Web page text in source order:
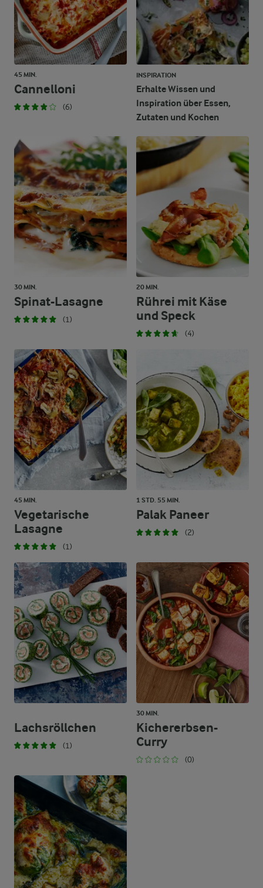
45 MIN.
Cannelloni
(6)
INSPIRATION
Erhalte Wissen und
Inspiration über Essen,
Zutaten und Kochen
30 MIN.
Spinat-Lasagne
(1)
20 MIN.
Rührei mit Käse
und Speck
(4)
45 MIN.
Vegetarische
Lasagne
(1)
1 STD. 55 MIN.
Palak Paneer
(2)
Lachsröllchen
(1)
30 MIN.
Kichererbsen-
Curry
(0)